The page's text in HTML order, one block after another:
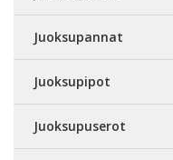
Juoksupannat
Juoksupipot
Juoksupuserot